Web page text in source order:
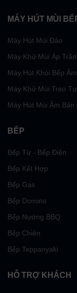
MÁY HÚT MÙI
Máy Hút Mùi Đảo
Máy Khử Mùi Áp Trần
Máy Hút Khói Bếp
Máy Khử Mùi Treo
Máy Hút Mùi Âm Bàn
BẾP
Bếp Từ - Bếp Điện
Bếp Kết Hợp
Bếp Gas
Bếp Domino
Bếp Nướng BBQ
Bếp Chiên
Bếp Teppanyaki
HỖ TRỢ KHÁCH